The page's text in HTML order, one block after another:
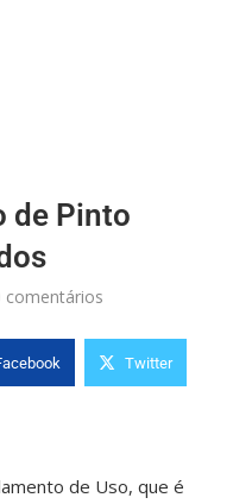
de Pinto
comentários
Twitter
de Uso, que é